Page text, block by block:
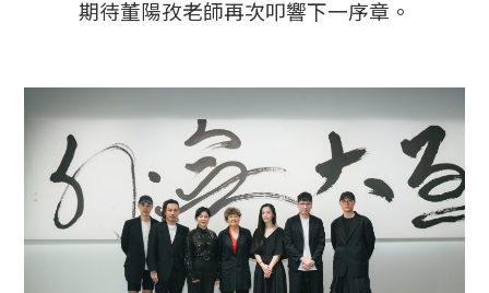
期待董陽孜老師再次叩響下一序章。